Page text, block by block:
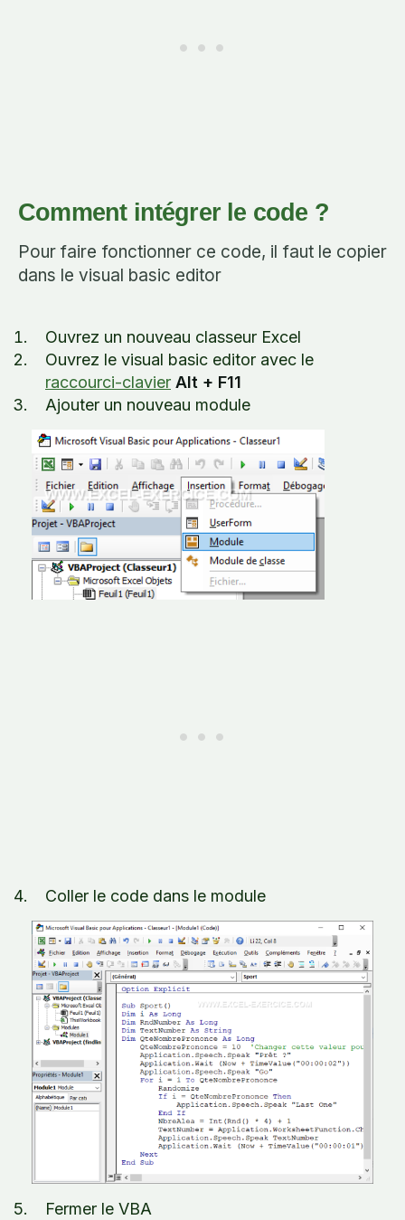
Comment intégrer le code ?
Pour faire fonctionner ce code, il faut le copier
dans le visual basic editor
Ouvrez un nouveau classeur Excel
Ouvrez le visual basic editor avec le
raccourci-clavier Alt + F11
Ajouter un nouveau module
Coller le code dans le module
Fermer le VBA